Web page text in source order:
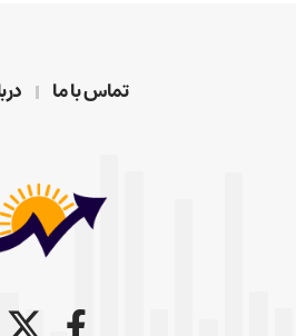
تماس با ما